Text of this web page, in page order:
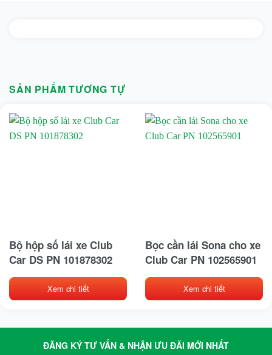
SẢN PHẨM TƯƠNG TỰ
Bộ hộp số lái xe Club
Car DS PN 101878302
Xem chi tiết
Bọc cần lái Sona cho xe
Club Car PN 102565901
Xem chi tiết
ĐĂNG KÝ TƯ VẤN & NHẬN ƯU ĐÃI MỚI NHẤT